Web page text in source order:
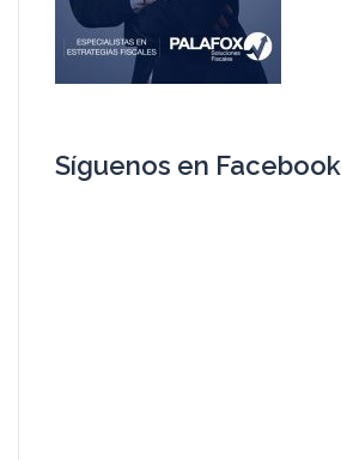
Síguenos en Facebook